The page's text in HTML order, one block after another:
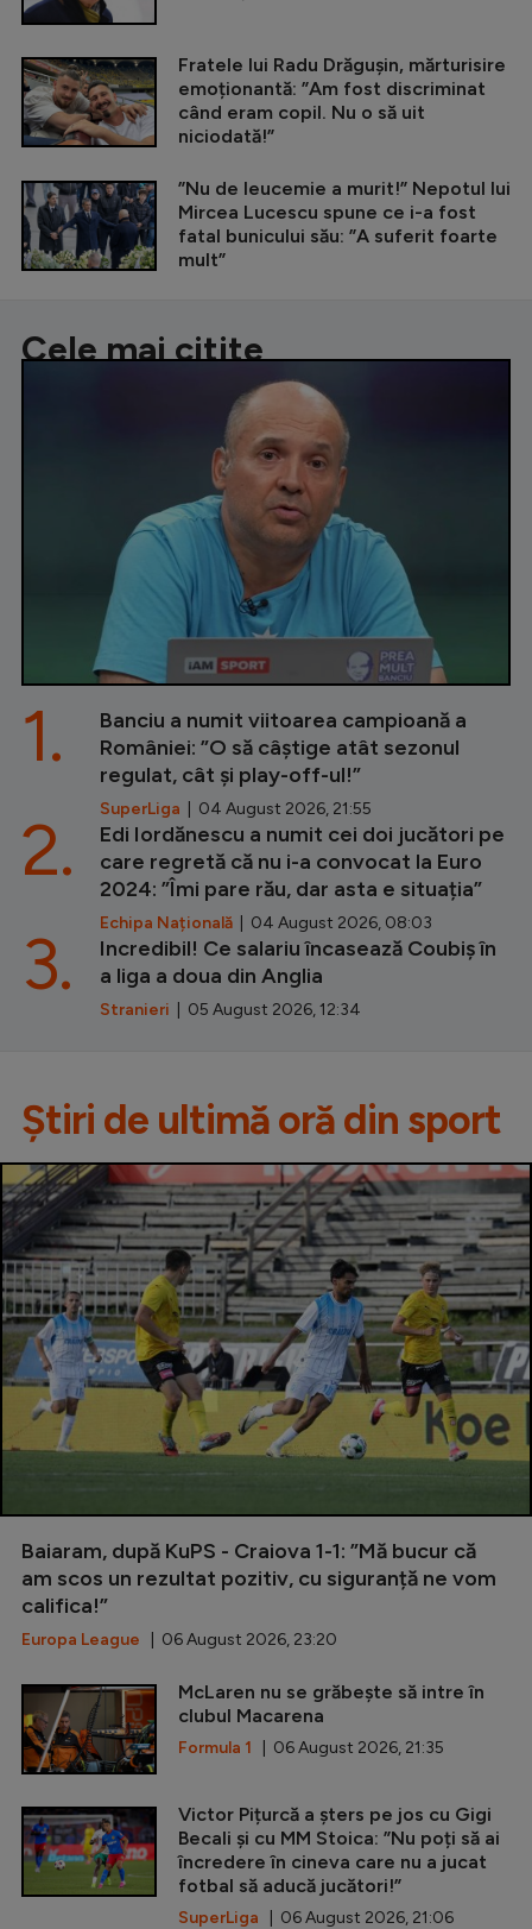
Fratele lui Radu Drăgușin, mărturisire
emoționantă: ”Am fost discriminat
când eram copil. Nu o să uit
niciodată!”
”Nu de leucemie a murit!” Nepotul lui
Mircea Lucescu spune ce i-a fost
fatal bunicului său: ”A suferit foarte
mult”
Cele mai citite
Banciu a numit viitoarea campioană a
României: ”O să câștige atât sezonul
regulat, cât și play-off-ul!”
SuperLiga | 04 August 2026, 21:55
1.
Edi Iordănescu a numit cei doi jucători pe
care regretă că nu i-a convocat la Euro
2024: ”Îmi pare rău, dar asta e situația”
Echipa Națională | 04 August 2026, 08:03
2.
Incredibil! Ce salariu încasează Coubiș în
a liga a doua din Anglia
Stranieri | 05 August 2026, 12:34
3.
Știri de ultimă oră din sport
Baiaram, după KuPS - Craiova 1-1: ”Mă bucur că
am scos un rezultat pozitiv, cu siguranță ne vom
califica!”
Europa League | 06 August 2026, 23:20
McLaren nu se grăbește să intre în
clubul Macarena
Formula 1 | 06 August 2026, 21:35
Victor Pițurcă a șters pe jos cu Gigi
Becali și cu MM Stoica: ”Nu poți să ai
încredere în cineva care nu a jucat
fotbal să aducă jucători!”
SuperLiga | 06 August 2026, 21:06